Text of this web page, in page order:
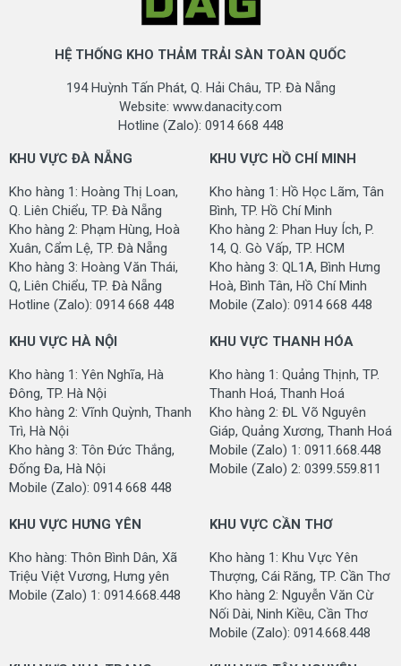
HỆ THỐNG KHO THẢM TRẢI SÀN TOÀN QUỐC
194 Huỳnh Tấn Phát, Q. Hải Châu, TP. Đà Nẵng
Website: www.danacity.com
Hotline (Zalo): 0914 668 448
KHU VỰC ĐÀ NẴNG
Kho hàng 1: Hoàng Thị Loan,
Q. Liên Chiểu, TP. Đà Nẵng
Kho hàng 2: Phạm Hùng, Hoà
Xuân, Cẩm Lệ, TP. Đà Nẵng
Kho hàng 3: Hoàng Văn Thái,
Q, Liên Chiểu, TP. Đà Nẵng
Hotline (Zalo): 0914 668 448
KHU VỰC HỒ CHÍ MINH
Kho hàng 1: Hồ Học Lãm, Tân
Bình, TP. Hồ Chí Minh
Kho hàng 2: Phan Huy Ích, P.
14, Q. Gò Vấp, TP. HCM
Kho hàng 3: QL1A, Bình Hưng
Hoà, Bình Tân, Hồ Chí Minh
Mobile (Zalo): 0914 668 448
KHU VỰC HÀ NỘI
Kho hàng 1: Yên Nghĩa, Hà
Đông, TP. Hà Nội
Kho hàng 2: Vĩnh Quỳnh, Thanh
Trì, Hà Nội
Kho hàng 3: Tôn Đức Thắng,
Đống Đa, Hà Nội
Mobile (Zalo): 0914 668 448
KHU VỰC THANH HÓA
Kho hàng 1: Quảng Thịnh, TP.
Thanh Hoá, Thanh Hoá
Kho hàng 2: ĐL Võ Nguyên
Giáp, Quảng Xương, Thanh Hoá
Mobile (Zalo) 1: 0911.668.448
Mobile (Zalo) 2: 0399.559.811
KHU VỰC HƯNG YÊN
Kho hàng: Thôn Bình Dân, Xã
Triệu Việt Vương, Hưng yên
Mobile (Zalo) 1: 0914.668.448
KHU VỰC CẦN THƠ
Kho hàng 1: Khu Vực Yên
Thượng, Cái Răng, TP. Cần Thơ
Kho hàng 2: Nguyễn Văn Cừ
Nối Dài, Ninh Kiều, Cần Thơ
Mobile (Zalo): 0914.668.448